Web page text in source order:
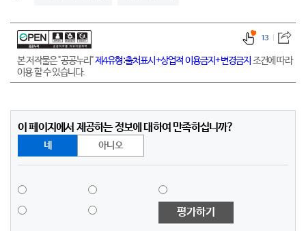
본 저작물은 "공공누리"제4유형:출처표시+상업적 이용금지+변경금지 조건에 따라
이용 할 수 있습니다.
13
이 페이지에서 제공하는 정보에 대하여 만족하십니까?
네 아니오
평가하기